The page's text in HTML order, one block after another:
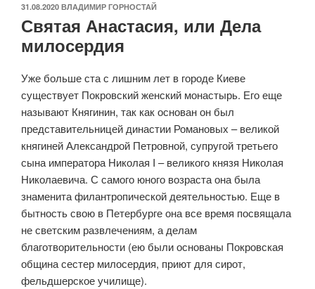
ОПУБЛИКОВАНО
31.08.2020 ВЛАДИМИР ГОРНОСТАЙ
Святая Анастасия, или Дела
милосердия
Уже больше ста с лишним лет в городе Киеве
существует Покровский женский монастырь. Его еще
называют Княгинин, так как основан он был
представительницей династии Романовых – великой
княгиней Александрой Петровной, супругой третьего
сына императора Николая I – великого князя Николая
Николаевича. С самого юного возраста она была
знаменита филантропической деятельностью. Еще в
бытность свою в Петербурге она все время посвящала
не светским развлечениям, а делам
благотворительности (ею были основаны Покровская
община сестер милосердия, приют для сирот,
фельдшерское училище).